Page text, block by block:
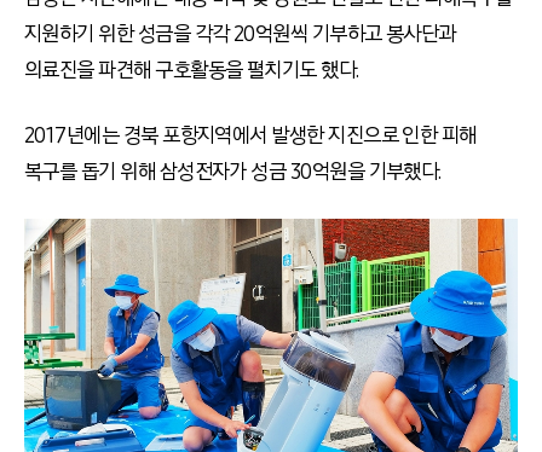
지원하기 위한 성금을 각각 20억원씩 기부하고 봉사단과
의료진을 파견해 구호활동을 펼치기도 했다.
2017년에는 경북 포항지역에서 발생한 지진으로 인한 피해
복구를 돕기 위해 삼성전자가 성금 30억원을 기부했다.